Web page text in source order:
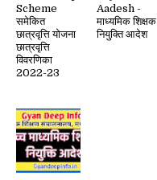
Scheme
समेकित
छात्रवृत्ति योजना
छात्रवृत्ति
विवरणिका
2022-23
Aadesh -
माध्यमिक शिक्षक
नियुक्ति आदेश